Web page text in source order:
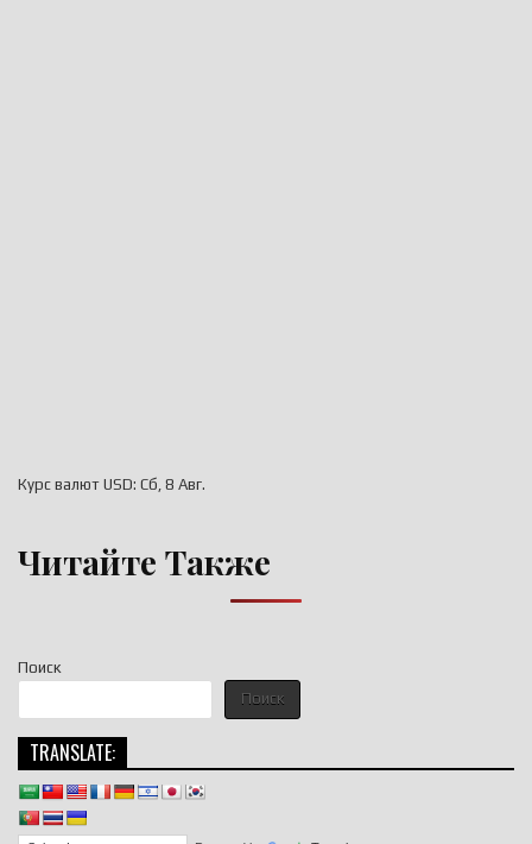
Поиск
Поиск
TRANSLATE:
Курс валют USD: Сб, 8 Авг.
Читайте Также